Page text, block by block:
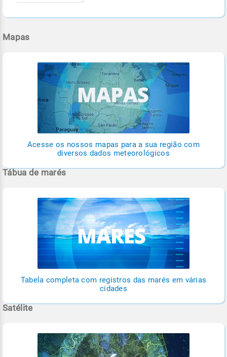
Mapas
Acesse os nossos mapas para a sua região com
diversos dados meteorológicos
Tábua de marés
Tabela completa com registros das marés em várias
cidades
Satélite